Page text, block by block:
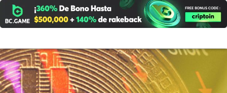
al
contenido